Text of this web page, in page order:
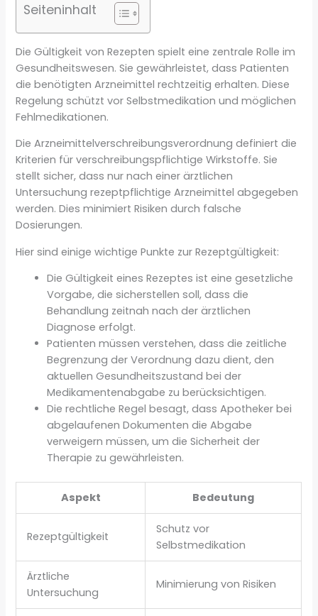
Seiteninhalt
Die Gültigkeit von Rezepten spielt eine zentrale Rolle im
Gesundheitswesen. Sie gewährleistet, dass Patienten
die benötigten Arzneimittel rechtzeitig erhalten. Diese
Regelung schützt vor Selbstmedikation und möglichen
Fehlmedikationen.
Die Arzneimittelverschreibungsverordnung definiert die
Kriterien für verschreibungspflichtige Wirkstoffe. Sie
stellt sicher, dass nur nach einer ärztlichen
Untersuchung rezeptpflichtige Arzneimittel abgegeben
werden. Dies minimiert Risiken durch falsche
Dosierungen.
Hier sind einige wichtige Punkte zur Rezeptgültigkeit:
Die Gültigkeit eines Rezeptes ist eine gesetzliche
Vorgabe, die sicherstellen soll, dass die
Behandlung zeitnah nach der ärztlichen
Diagnose erfolgt.
Patienten müssen verstehen, dass die zeitliche
Begrenzung der Verordnung dazu dient, den
aktuellen Gesundheitszustand bei der
Medikamentenabgabe zu berücksichtigen.
Die rechtliche Regel besagt, dass Apotheker bei
abgelaufenen Dokumenten die Abgabe
verweigern müssen, um die Sicherheit der
Therapie zu gewährleisten.
Aspekt Bedeutung
Rezeptgültigkeit
Schutz vor
Selbstmedikation
Ärztliche
Untersuchung
Minimierung von Risiken